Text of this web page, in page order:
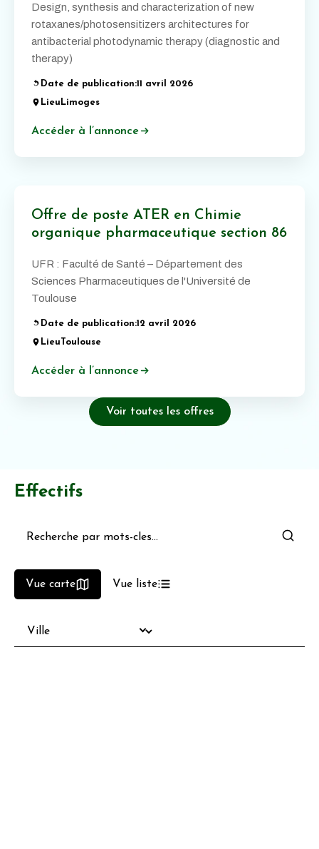
Design, synthesis and characterization of new
rotaxanes/photosensitizers architectures for
antibacterial photodynamic therapy (diagnostic and
therapy)
Date de publication:11 avril 2026
Lieu Limoges
Accéder à l’annonce
Offre de poste ATER en Chimie
organique pharmaceutique section 86
UFR : Faculté de Santé – Département des
Sciences Pharmaceutiques de l'Université de
Toulouse
Date de publication:12 avril 2026
LieuToulouse
Accéder à l’annonce
Voir toutes les offres
Effectifs
Vue carte Vue liste